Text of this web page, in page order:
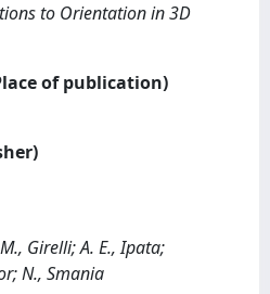
to Orientation in 3D
of publication)
Girelli; A. E., Ipata;
N., Smania